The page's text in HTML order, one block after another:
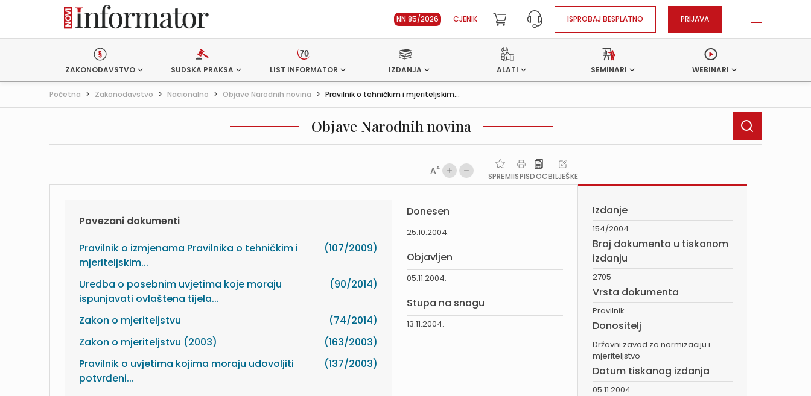
NN 85/2026 CJENIK ISPROBAJ BESPLATNO PRIJAVA
ZAKONODAVSTVO SUDSKA PRAKSA LIST INFORMATOR IZDANJA ALATI SEMINARI WEBINARI
Početna > Zakonodavstvo > Nacionalno > Objave Narodnih novina > Pravilnik o tehničkim i mjeriteljskim...
Objave Narodnih novina
AA
SPREMIISPISDOCBILJEŠKE
Povezani dokumenti
Pravilnik o izmjenama Pravilnika o tehničkim i
mjeriteljskim...
(107/2009)
Uredba o posebnim uvjetima koje moraju
ispunjavati ovlaštena tijela...
(90/2014)
Zakon o mjeriteljstvu
(74/2014)
Zakon o mjeriteljstvu (2003)
(163/2003)
Pravilnik o uvjetima kojima moraju udovoljiti
potvrđeni...
(137/2003)
Donesen
25.10.2004.
Objavljen
05.11.2004.
Stupa na snagu
13.11.2004.
Izdanje
154/2004
Broj dokumenta u tiskanom
izdanju
2705
Vrsta dokumenta
Pravilnik
Donositelj
Državni zavod za normizaciju i
mjeriteljstvo
Datum tiskanog izdanja
05.11.2004.